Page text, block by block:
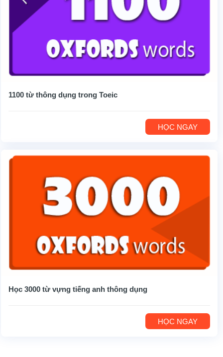
1100 từ thông dụng trong Toeic
HỌC NGAY
Học 3000 từ vựng tiếng anh thông dụng
HỌC NGAY